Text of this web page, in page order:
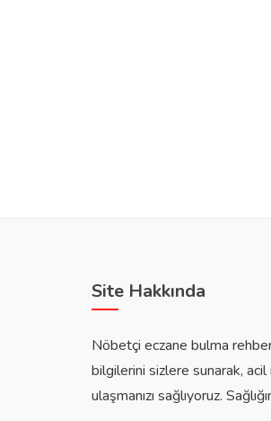
Site Hakkında
Nöbetçi eczane bulma
bilgilerini sizlere sunarak, acil
ulaşmanızı sağlıyoruz.